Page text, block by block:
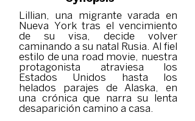
Lillian, una migrante varada en
Nueva York tras el vencimiento
de su visa, decide volver
caminando a su natal Rusia. Al fiel
estilo de una road movie, nuestra
protagonista atraviesa los
Estados Unidos hasta los
helados parajes de Alaska, en
una crónica que narra su lenta
desaparición camino a casa.